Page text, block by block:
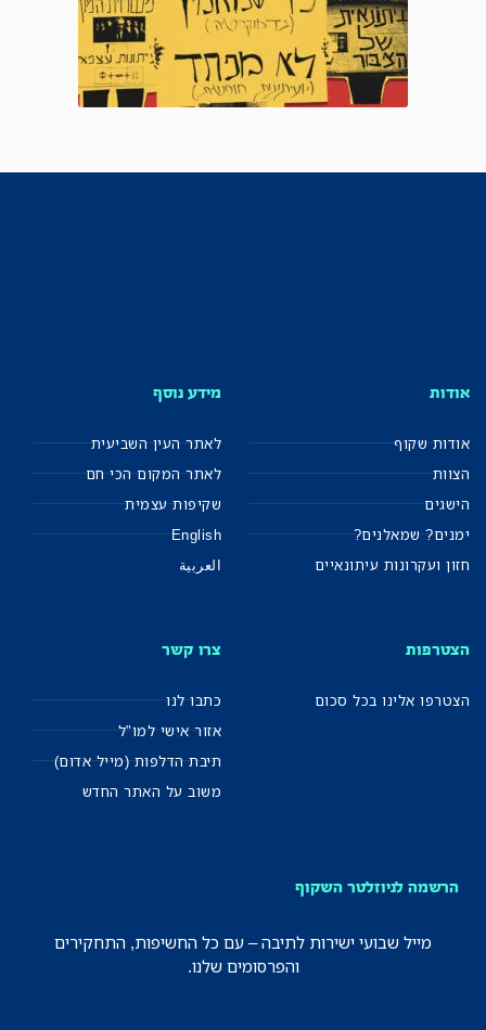
אודות
אודות שקוף
הצוות
הישגים
ימנים? שמאלנים?
חזון ועקרונות עיתונאיים
מידע נוסף
לאתר העין השביעית
לאתר המקום הכי חם
שקיפות עצמית
English
العربية
הצטרפות
הצטרפו אלינו בכל סכום
צרו קשר
כתבו לנו
אזור אישי למו"ל
תיבת הדלפות (מייל אדום)
משוב על האתר החדש
הרשמה לניוזלטר השקוף
מייל שבועי ישירות לתיבה – עם כל החשיפות, התחקירים
והפרסומים שלנו.